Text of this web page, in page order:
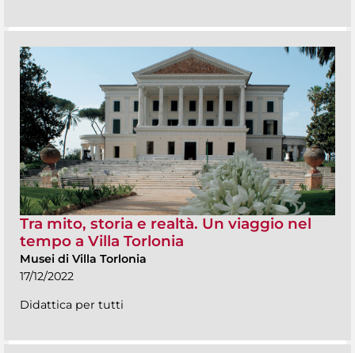
Tra mito, storia e realtà. Un viaggio nel
tempo a Villa Torlonia
Musei di Villa Torlonia
17/12/2022
Didattica per tutti